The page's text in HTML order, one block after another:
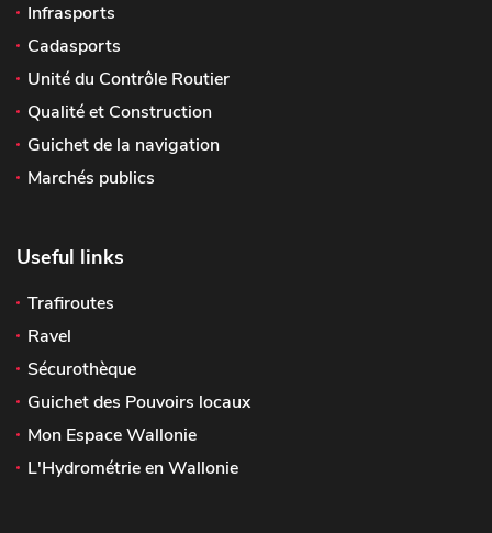
Infrasports
Cadasports
Unité du Contrôle Routier
Qualité et Construction
Guichet de la navigation
Marchés publics
Useful links
Trafiroutes
Ravel
Sécurothèque
Guichet des Pouvoirs locaux
Mon Espace Wallonie
L'Hydrométrie en Wallonie